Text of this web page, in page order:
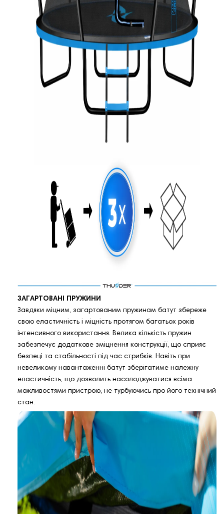
ЗАГАРТОВАНІ ПРУЖИНИ
Завдяки міцним, загартованим пружинам батут збереже
свою еластичність і міцність протягом багатьох років
інтенсивного використання. Велика кількість пружин
забезпечує додаткове зміцнення конструкції, що сприяє
безпеці та стабільності під час стрибків. Навіть при
невеликому навантаженні батут зберігатиме належну
еластичність, що дозволить насолоджуватися всіма
можливостями пристрою, не турбуючись про його технічний
стан.